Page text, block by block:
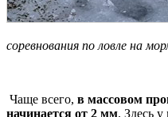
соревнования по ловле на
Чаще всего, в массовом
начинается от 2 мм. Здесь